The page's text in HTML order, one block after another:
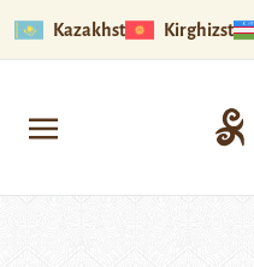
Kazakhstan Kirghizstan